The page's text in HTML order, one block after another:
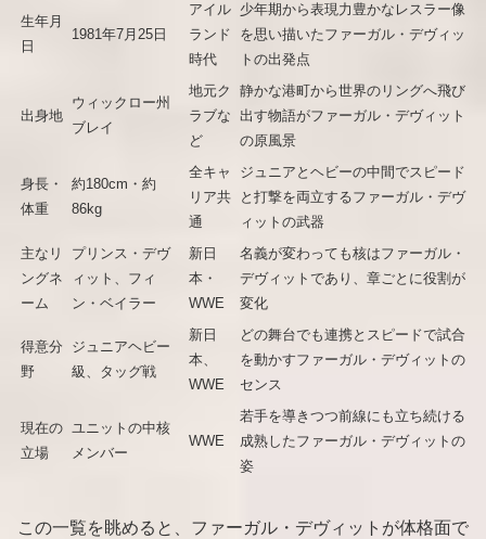
生年月
日
1981年7月25日
アイル
ランド
時代
少年期から表現力豊かなレスラー像
を思い描いたファーガル・デヴィッ
トの出発点
出身地
ウィックロー州
ブレイ
地元ク
ラブな
ど
静かな港町から世界のリングへ飛び
出す物語がファーガル・デヴィット
の原風景
身長・
体重
約180cm・約
86kg
全キャ
リア共
通
ジュニアとヘビーの中間でスピード
と打撃を両立するファーガル・デヴ
ィットの武器
主なリ
ングネ
ーム
プリンス・デヴ
ィット、フィ
ン・ベイラー
新日
本・
WWE
名義が変わっても核はファーガル・
デヴィットであり、章ごとに役割が
変化
得意分
野
ジュニアヘビー
級、タッグ戦
新日
本、
WWE
どの舞台でも連携とスピードで試合
を動かすファーガル・デヴィットの
センス
現在の
立場
ユニットの中核
メンバー
WWE
若手を導きつつ前線にも立ち続ける
成熟したファーガル・デヴィットの
姿
この一覧を眺めると、ファーガル・デヴィットが体格面で